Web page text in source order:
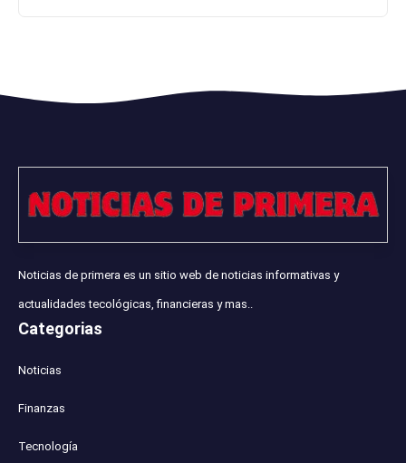
Noticias de primera es un sitio web de noticias informativas y
actualidades tecológicas, financieras y mas..
Categorias
Noticias
Finanzas
Tecnología